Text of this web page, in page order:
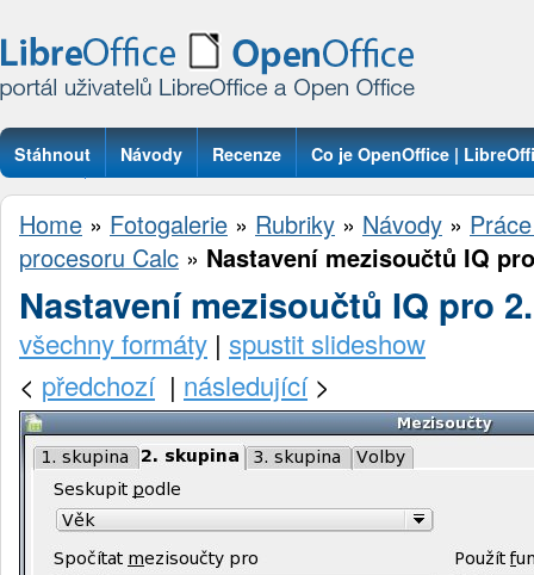
Stáhnout Návody Recenze Co je OpenOffice |
Otázky
Home » Fotogalerie » Rubriky » Návody »
procesoru Calc » Nastavení mezisoučtů IQ
Nastavení mezisoučtů IQ pro
všechny formáty | spustit slideshow
< předchozí| následující>